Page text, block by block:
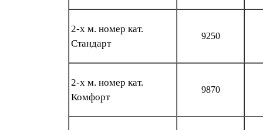
2-х м. номер кат.
Стандарт
9250
2-х м. номер кат.
Комфорт
9870